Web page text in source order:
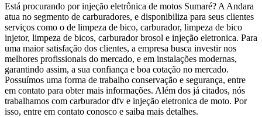
Está procurando por injeção eletrônica de motos Sumaré? A Andara
atua no segmento de carburadores, e disponibiliza para seus clientes
serviços como o de limpeza de bico, carburador, limpeza de bico
injetor, limpeza de bicos, carburador brosol e injeção eletronica. Para
uma maior satisfação dos clientes, a empresa busca investir nos
melhores profissionais do mercado, e em instalações modernas,
garantindo assim, a sua confiança e boa cotação no mercado.
Possuímos uma forma de trabalho conservação e segurança, entre
em contato para obter mais informações. Além dos já citados, nós
trabalhamos com carburador dfv e injeção eletronica de moto. Por
isso, entre em contato conosco e saiba mais detalhes.